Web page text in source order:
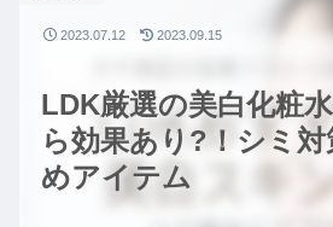
LDK厳選の美白化粧
ら効果あり?！シミ
めアイテム
2023.07.12 2023.09.15